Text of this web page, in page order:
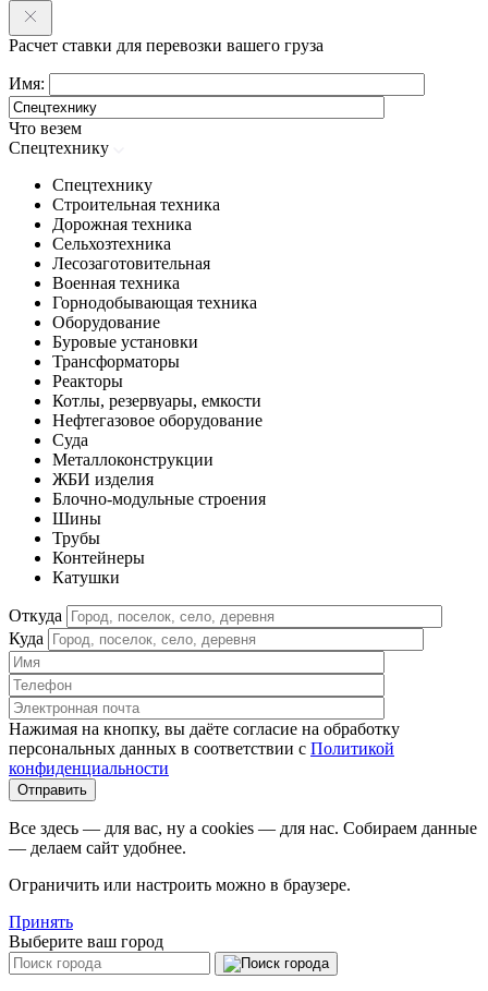
Расчет ставки для перевозки вашего груза
Имя:
Что везем
Спецтехнику
Спецтехнику
Строительная техника
Дорожная техника
Сельхозтехника
Лесозаготовительная
Военная техника
Горнодобывающая техника
Оборудование
Буровые установки
Трансформаторы
Реакторы
Котлы, резервуары, емкости
Нефтегазовое оборудование
Cуда
Металлоконструкции
ЖБИ изделия
Блочно-модульные строения
Шины
Трубы
Контейнеры
Катушки
Откуда
Куда
Нажимая на кнопку, вы даёте согласие на обработку
персональных данных в соответствии c Политикой
конфиденциальности
Все здесь — для вас, ну а cookies — для нас. Собираем данные
— делаем сайт удобнее.
Ограничить или настроить можно в браузере.
Принять
Выберите ваш город